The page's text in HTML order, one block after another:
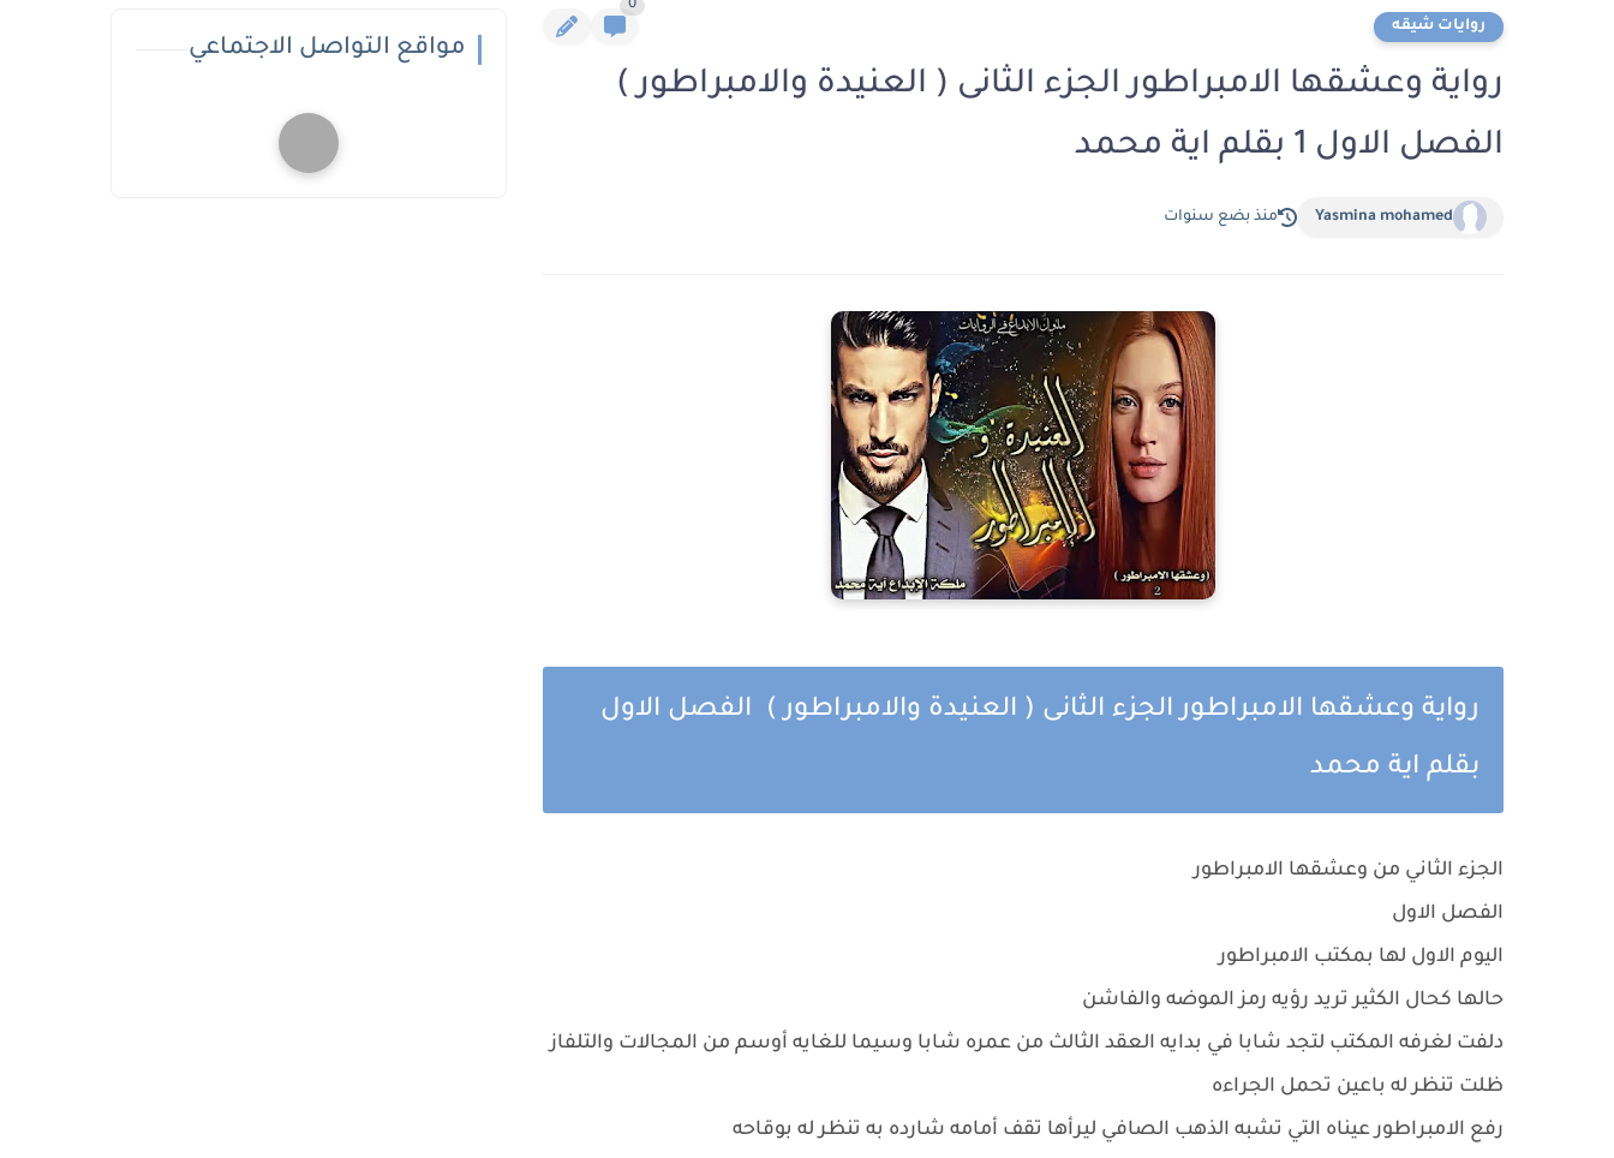
روايات شيقه
0
رواية وعشقها الامبراطور الجزء الثانى ( العنيدة والامبراطور )
الفصل الاول 1 بقلم اية محمد
Yasmina mohamed منذ بضع سنوات
رواية وعشقها الامبراطور الجزء الثانى ( العنيدة والامبراطور ) الفصل الاول
بقلم اية محمد
الجزء الثاني من وعشقها الامبراطور
الفصل الاول
اليوم الاول لها بمكتب الامبراطور
حالها كحال الكثير تريد رؤيه رمز الموضه والفاشن
دلفت لغرفه المكتب لتجد شابا في بدايه العقد الثالث من عمره شابا وسيما للغايه أوسم من المجالات والتلفاز
ظلت تنظر له باعين تحمل الجراءه
رفع الامبراطور عيناه التي تشبه الذهب الصافي ليرأها تقف أمامه شارده به تنظر له بوقاحه
مواقع التواصل الاجتماعي